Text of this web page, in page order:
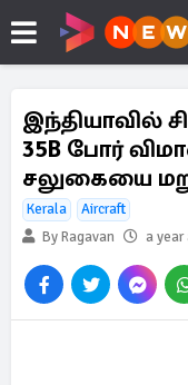
இந்தியாவில்
35B போர்
சலுகையை
Kerala
Aircraft
By Ragavan
a year